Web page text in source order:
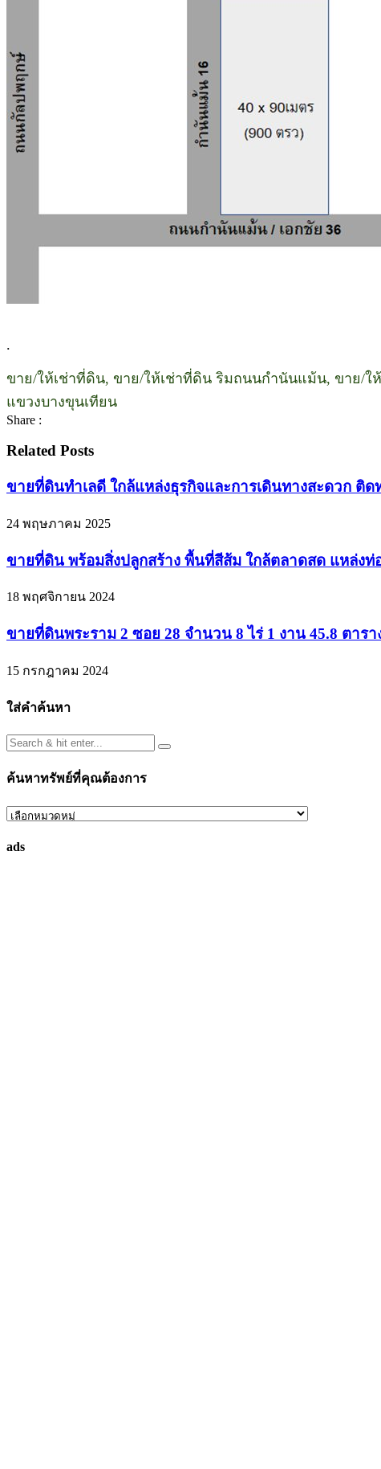
.
ขาย/ให้เช่าที่ดิน, ขาย/ให้เช่าที่ดิน ริมถนนกำนันแม้น, ขาย/
แขวงบางขุนเทียน
Share :
Related Posts
ขายที่ดินทำเลดี ใกล้แหล่งธุรกิจและการเดินทางสะดวก ติ
24 พฤษภาคม 2025
ขายที่ดิน พร้อมสิ่งปลูกสร้าง พื้นที่สีส้ม ใกล้ตลาดสด แหล่งท่
18 พฤศจิกายน 2024
ขายที่ดินพระราม 2 ซอย 28 จำนวน 8 ไร่ 1 งาน 45.8 ตาร
15 กรกฎาคม 2024
ใส่คำค้นหา
ค้นหาทรัพย์ที่คุณต้องการ
ค้นหา
ที่
ads